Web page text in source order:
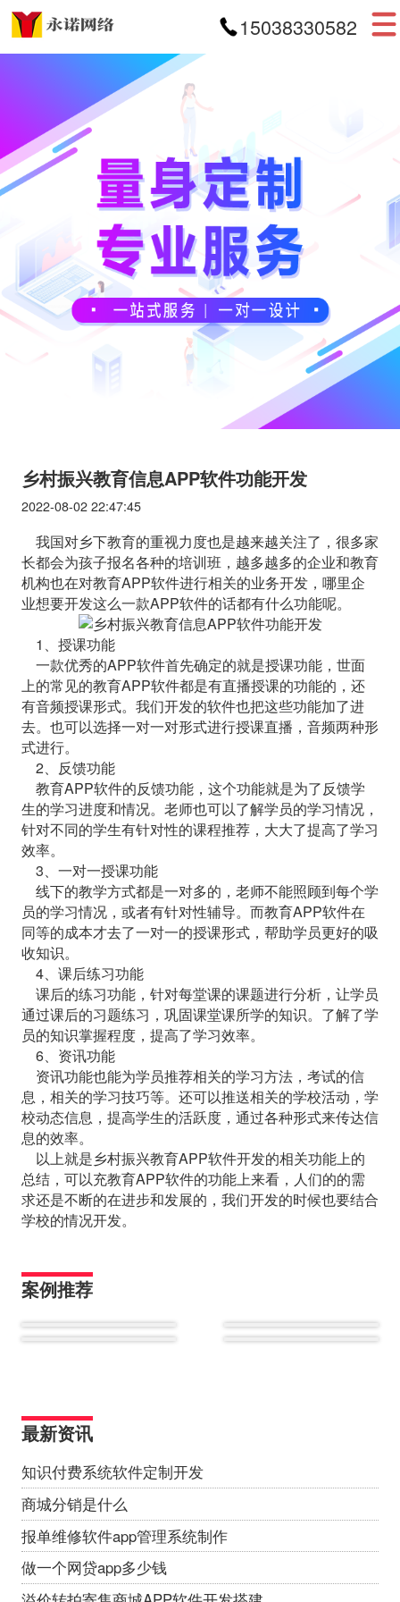
15038330582
首页
APP开发
小程序开发
案例展示
新闻资讯
关于我们
乡村振兴教育信息APP软件功能开发
2022-08-02 22:47:45
我国对乡下教育的重视力度也是越来越关注了，很多家
长都会为孩子报名各种的培训班，越多越多的企业和教育
机构也在对教育APP软件进行相关的业务开发，哪里企
业想要开发这么一款APP软件的话都有什么功能呢。
1、授课功能
一款优秀的APP软件首先确定的就是授课功能，世面
上的常见的教育APP软件都是有直播授课的功能的，还
有音频授课形式。我们开发的软件也把这些功能加了进
去。也可以选择一对一对形式进行授课直播，音频两种形
式进行。
2、反馈功能
教育APP软件的反馈功能，这个功能就是为了反馈学
生的学习进度和情况。老师也可以了解学员的学习情况，
针对不同的学生有针对性的课程推荐，大大了提高了学习
效率。
3、一对一授课功能
线下的教学方式都是一对多的，老师不能照顾到每个学
员的学习情况，或者有针对性辅导。而教育APP软件在
同等的成本才去了一对一的授课形式，帮助学员更好的吸
收知识。
4、课后练习功能
课后的练习功能，针对每堂课的课题进行分析，让学员
通过课后的习题练习，巩固课堂课所学的知识。了解了学
员的知识掌握程度，提高了学习效率。
6、资讯功能
资讯功能也能为学员推荐相关的学习方法，考试的信
息，相关的学习技巧等。还可以推送相关的学校活动，学
校动态信息，提高学生的活跃度，通过各种形式来传达信
息的效率。
以上就是乡村振兴教育APP软件开发的相关功能上的
总结，可以充教育APP软件的功能上来看，人们的的需
求还是不断的在进步和发展的，我们开发的时候也要结合
学校的情况开发。
案例推荐
最新资讯
知识付费系统软件定制开发
商城分销是什么
报单维修软件app管理系统制作
做一个网贷app多少钱